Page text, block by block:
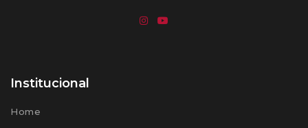
Institucional
Home